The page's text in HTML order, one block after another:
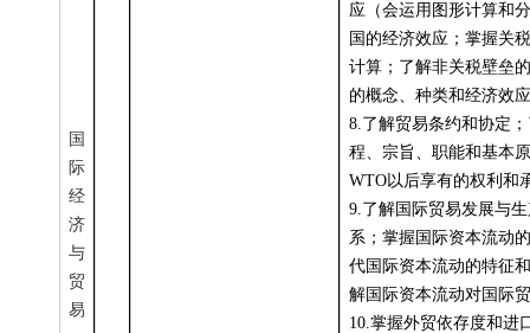
国
际
经
济
与
贸
易
应（会运用图形计算和
国的经济效应；掌握关
计算；了解非关税壁垒
的概念、种类和经济效
8.了解贸易条约和协定
程、宗旨、职能和基本
WTO以后享有的权利和
9.了解国际贸易发展与
系；掌握国际资本流动
代国际资本流动的特征
解国际资本流动对国际
10.掌握外贸依存度和进